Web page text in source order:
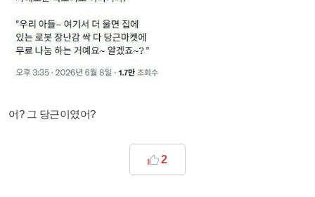
어? 그 당근이였어?
2